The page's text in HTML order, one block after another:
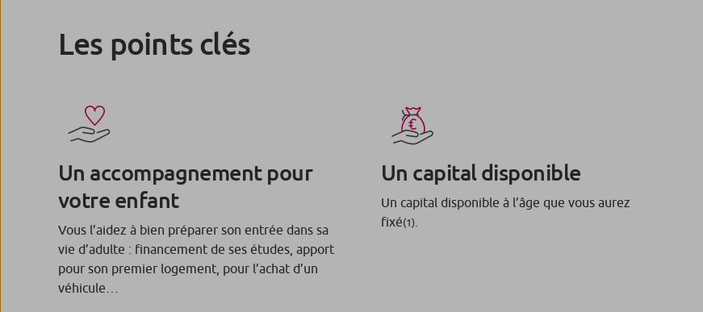
Les points clés
Un accompagnement pour
votre enfant
Vous l’aidez à bien préparer son entrée dans sa
vie d’adulte : financement de ses études, apport
pour son premier logement, pour l’achat d’un
véhicule…
Un capital disponible
Un capital disponible à l’âge que vous aurez
fixé(1)